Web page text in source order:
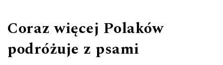
Coraz więcej Polaków
podróżuje z psami